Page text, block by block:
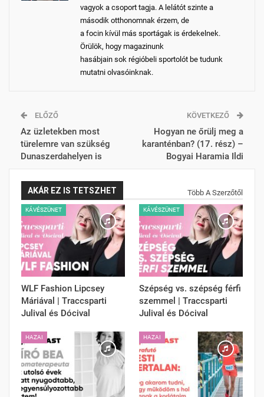
vagyok a csoport tagja. A lelátót szinte a
második otthonomnak érzem, de
a focin kívül más sportágak is érdekelnek.
Örülök, hogy magazinunk
hasábjain sok régióbeli sportolót be tudunk
mutatni olvasóinknak.
ELŐZŐ
Az üzletekben most
türelemre van szükség
Dunaszerdahelyen is
KÖVETKEZŐ
Hogyan ne őrülj meg a
karanténban? (17. rész) –
Bogyai Haramia Ildi
AKÁR EZ IS TETSZHET Több A Szerzőtől
KÁVÉSZÜNET
WLF Fashion Lipcsey
Máriával | Traccsparti
Julival és Dócival
KÁVÉSZÜNET
Szépség vs. szépség férfi
szemmel | Traccsparti
Julival és Dócival
HAZAI HAZAI